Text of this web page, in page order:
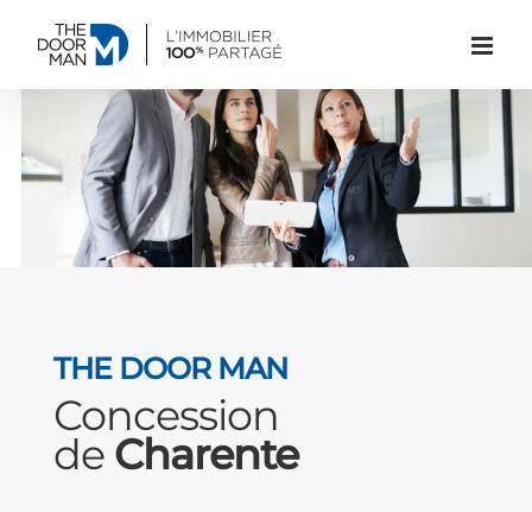
contenu
THE DOOR MAN
Concession
de Charente